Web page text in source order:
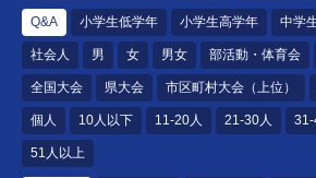
Q&A 小学生低学年 小学生高学年 中学
社会人 男 女 男女 部活動・体育会
全国大会 県大会 市区町村大会（上位）
個人 10人以下 11-20人 21-30人 31-
51人以上